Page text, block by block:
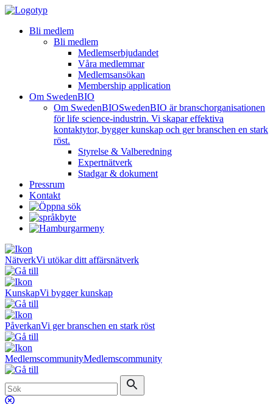
Bli medlem
Bli medlem
Medlemserbjudandet
Våra medlemmar
Medlemsansökan
Membership application
Om SwedenBIO
Om SwedenBIOSwedenBIO är branschorganisationen
för life science-industrin. Vi skapar effektiva
kontaktytor, bygger kunskap och ger branschen en stark
röst.
Styrelse & Valberedning
Expertnätverk
Stadgar & dokument
Pressrum
Kontakt
NätverkVi utökar ditt affärsnätverk
KunskapVi bygger kunskap
PåverkanVi ger branschen en stark röst
MedlemscommunityMedlemscommunity